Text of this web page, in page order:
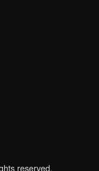
reserved.